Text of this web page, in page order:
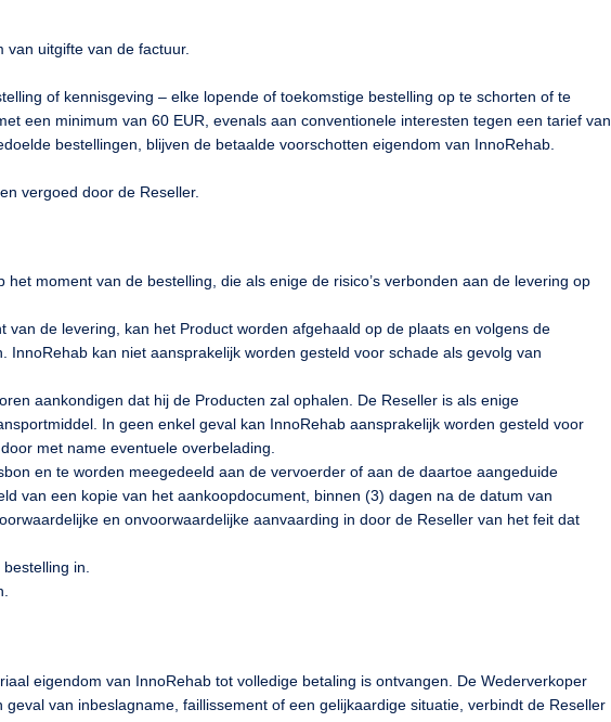
uitgifte van de factuur.
of kennisgeving – elke lopende of toekomstige bestelling op te schorten of te
een minimum van 60 EUR, evenals aan conventionele interesten tegen een tarief van
bestellingen, blijven de betaalde voorschotten eigendom van InnoRehab.
vergoed door de Reseller.
moment van de bestelling, die als enige de risico’s verbonden aan de levering op
de levering, kan het Product worden afgehaald op de plaats en volgens de
kan niet aansprakelijk worden gesteld voor schade als gevolg van
aankondigen dat hij de Producten zal ophalen. De Reseller is als enige
In geen enkel geval kan InnoRehab aansprakelijk worden gesteld voor
met name eventuele overbelading.
en te worden meegedeeld aan de vervoerder of aan de daartoe aangeduide
van een kopie van het aankoopdocument, binnen (3) dagen na de datum van
en onvoorwaardelijke aanvaarding in door de Reseller van het feit dat
in.
eigendom van InnoRehab tot volledige betaling is ontvangen. De Wederverkoper
van inbeslagname, faillissement of een gelijkaardige situatie, verbindt de Reseller